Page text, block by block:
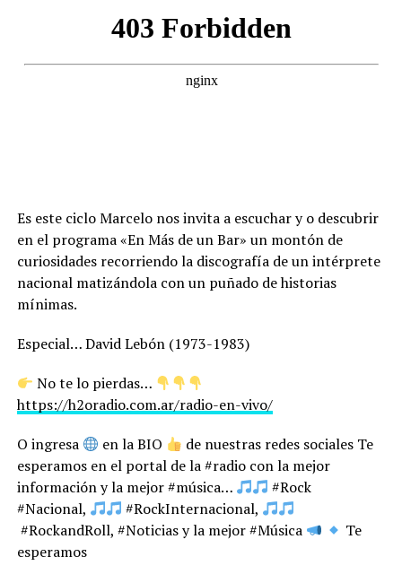
Es este ciclo Marcelo nos invita a escuchar y o descubrir
en el programa «En Más de un Bar» un montón de
curiosidades recorriendo la discografía de un intérprete
nacional matizándola con un puñado de historias
mínimas.
Especial… David Lebón (1973-1983)
No te lo pierdas…
https://h2oradio.com.ar/radio-en-vivo/
O ingresa
en la BIO
de nuestras redes sociales Te
esperamos en el portal de la #radio con la mejor
información y la mejor #música…
#Rock
#Nacional,
#RockInternacional,
#RockandRoll, #Noticias y la mejor #Música
Te
esperamos